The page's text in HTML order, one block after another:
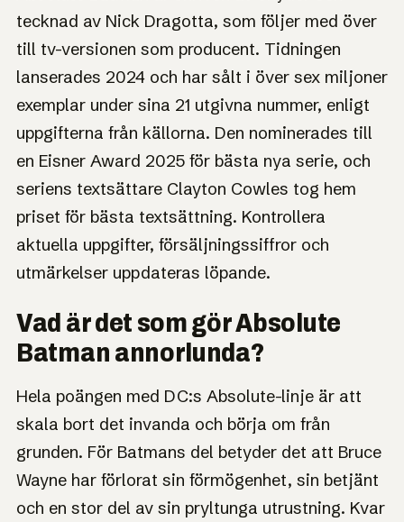
tecknad av Nick Dragotta, som följer med över
till tv-versionen som producent. Tidningen
lanserades 2024 och har sålt i över sex miljoner
exemplar under sina 21 utgivna nummer, enligt
uppgifterna från källorna. Den nominerades till
en Eisner Award 2025 för bästa nya serie, och
seriens textsättare Clayton Cowles tog hem
priset för bästa textsättning. Kontrollera
aktuella uppgifter, försäljningssiffror och
utmärkelser uppdateras löpande.
Vad är det som gör Absolute
Batman annorlunda?
Hela poängen med DC:s Absolute-linje är att
skala bort det invanda och börja om från
grunden. För Batmans del betyder det att Bruce
Wayne har förlorat sin förmögenhet, sin betjänt
och en stor del av sin pryltunga utrustning. Kvar